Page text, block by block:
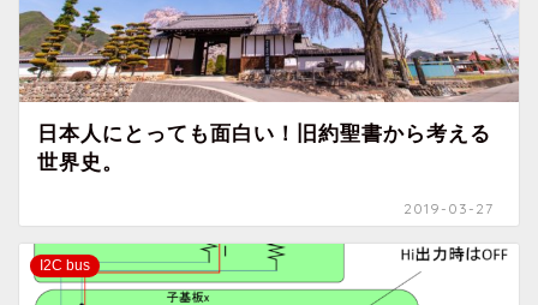
日本人にとっても面白い！旧約聖書から考える
世界史。
2019-03-27
I2C bus